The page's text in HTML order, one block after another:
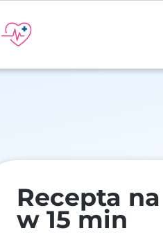
Recepta
w 15 min